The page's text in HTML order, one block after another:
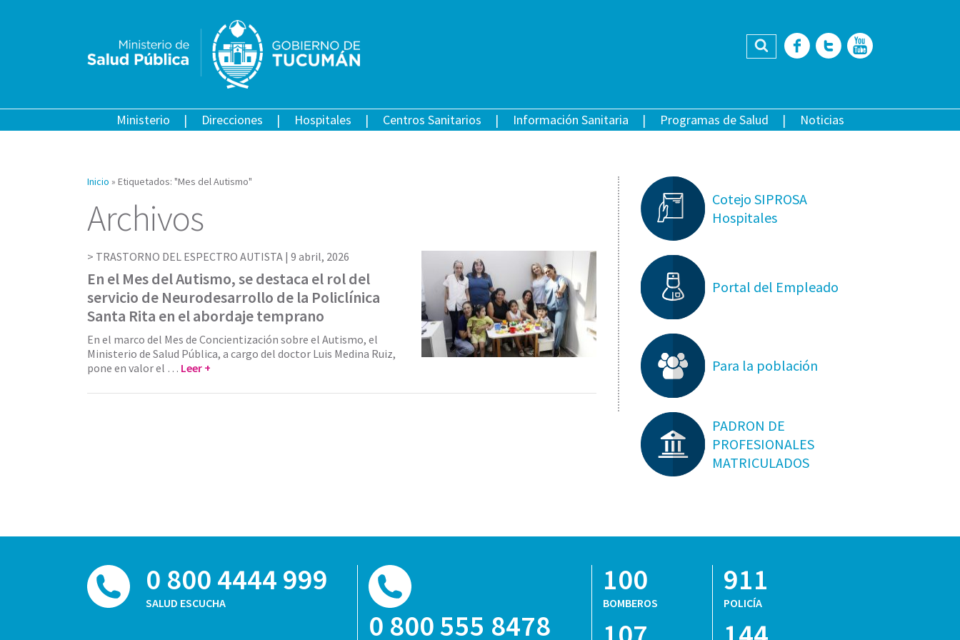
Buscar Facebook
Twitter
Ministerio Direcciones Hospitales Centros Sanitarios Información Sanitaria Programas de Salud Noticias
Inicio » Etiquetados: "Mes del Autismo"
Archivos
TRASTORNO DEL ESPECTRO AUTISTA | 9 abril, 2026
En el Mes del Autismo, se destaca el rol del
servicio de Neurodesarrollo de la Policlínica
Santa Rita en el abordaje temprano
En el marco del Mes de Concientización sobre el Autismo, el
Ministerio de Salud Pública, a cargo del doctor Luis Medina Ruiz,
pone en valor el … Leer +
Cotejo SIPROSA
Hospitales
Portal del Empleado
Para la población
PADRON DE
PROFESIONALES
MATRICULADOS
0 800 4444 999
SALUD ESCUCHA
0 800 555 8478
100
BOMBEROS
911
POLICÍA